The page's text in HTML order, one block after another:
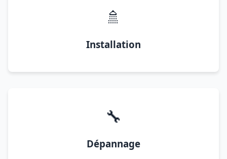
🚿
Installation
🔧
Dépannage